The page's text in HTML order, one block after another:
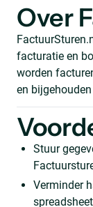
Over
facturatie en
worden
en
Stuur
Verminder